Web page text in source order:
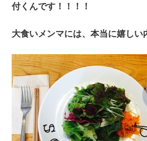
付くんです！！！！
大食いメンマには、本当に嬉し